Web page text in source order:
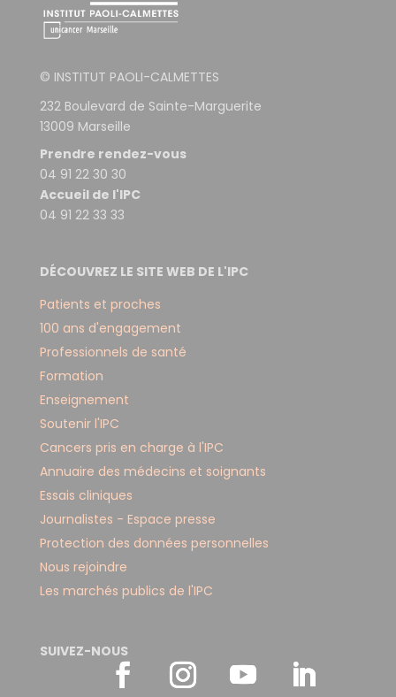
© INSTITUT PAOLI-CALMETTES
232 Boulevard de Sainte-Marguerite
13009 Marseille
Prendre rendez-vous
04 91 22 30 30
Accueil de l'IPC
04 91 22 33 33
DÉCOUVREZ LE SITE WEB DE L'IPC
Patients et proches
100 ans d'engagement
Professionnels de santé
Formation
Enseignement
Soutenir l'IPC
Cancers pris en charge à l'IPC
Annuaire des médecins et soignants
Essais cliniques
Journalistes - Espace presse
Protection des données personnelles
Nous rejoindre
Les marchés publics de l'IPC
SUIVEZ-NOUS